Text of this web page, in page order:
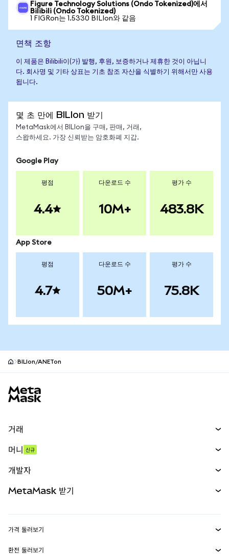
Figure Technology Solutions (Ondo Tokenized)에서
Bilibili (Ondo Tokenized)
1 FIGRon는 1.5330 BILIon와 같음
면책 조항
이 제품은 Bilibili이(가) 발행, 후원, 보증하거나 제휴한 것이 아닙니
다. 회사명 및 기타 상표는 기초 참조 자산을 식별하기 위해서만 사용
됩니다.
몇 초 만에 BILIon 받기
MetaMask에서 BILIon을 구매, 판매, 거래,
스왑하세요. 가장 신뢰받는 암호화폐 지갑.
Google Play
평점
4.4
다운로드 수
10M+
평가 수
483.8K
App Store
평점
4.7
다운로드 수
50M+
평가 수
75.8K
BILIon/ANETon
거래
무기한 선물
실물자산
머니 신규
개발자
MetaMask 받기
가격 둘러보기
환전 둘러보기